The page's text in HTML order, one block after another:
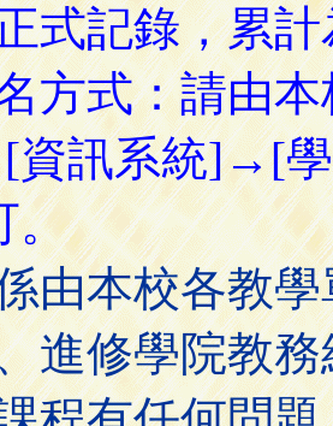
式記錄，累
方式：請由
資訊系統]→[
。
由本校各教
進修學院教